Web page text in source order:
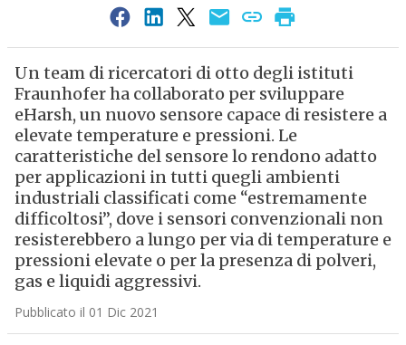
Un team di ricercatori di otto degli istituti
Fraunhofer ha collaborato per sviluppare
eHarsh, un nuovo sensore capace di resistere a
elevate temperature e pressioni. Le
caratteristiche del sensore lo rendono adatto
per applicazioni in tutti quegli ambienti
industriali classificati come “estremamente
difficoltosi”, dove i sensori convenzionali non
resisterebbero a lungo per via di temperature e
pressioni elevate o per la presenza di polveri,
gas e liquidi aggressivi.
Pubblicato il 01 Dic 2021